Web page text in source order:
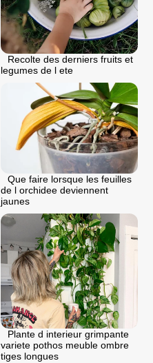
Recolte des derniers fruits et
legumes de l ete
Que faire lorsque les feuilles
de l orchidee deviennent
jaunes
Plante d interieur grimpante
variete pothos meuble ombre
tiges longues